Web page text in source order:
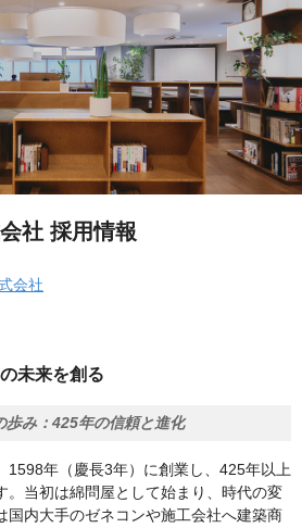
社 採用情報
会社
未来を創る
み：425年の信頼と進化
1598年（慶長3年）に創業し、425年以上
。当初は綿問屋として始まり、時代の変
国内大手のゼネコンや施工会社へ建築商